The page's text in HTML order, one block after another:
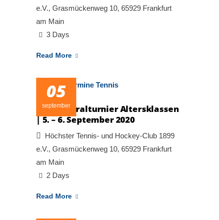
e.V., Grasmückenweg 10, 65929 Frankfurt
am Main
3 Days
Read More
05
september
Tages-Spiralturnier Altersklassen
| 5. – 6. September 2020
Höchster Tennis- und Hockey-Club 1899
e.V., Grasmückenweg 10, 65929 Frankfurt
am Main
2 Days
Read More